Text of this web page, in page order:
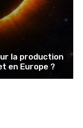
la production
en Europe ?